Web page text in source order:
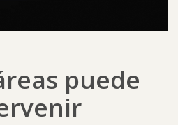
puede